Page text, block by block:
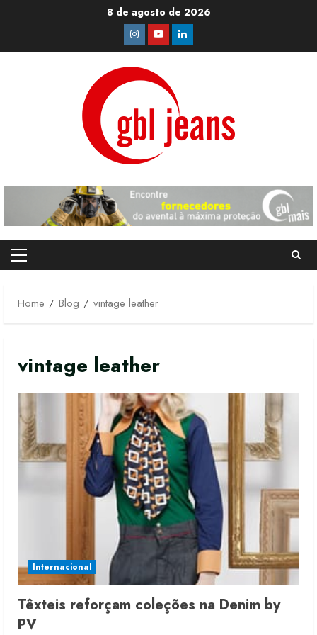
8 de agosto de 2026
Instagram
YoutubeLinkedin
Primary
Home
Blog vintage leather
vintage leather
Internacional
Têxteis reforçam coleções na Denim by
PV